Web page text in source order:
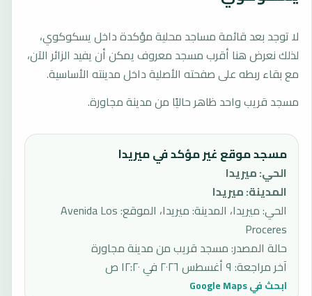
لا توجد بعد قائمة مساجد محلية مؤكدة داخل يسكوكوي،
لذلك نعرض هنا أقرب مسجد معروف يمكن أن يفيد الزائر الآن،
مع بقاء ربطه على صفحته الأصلية داخل مدينته الأساسية.
مسجد قريب واحد ظاهر حاليًا من مدينة مجاورة.
مسجد موقع غير مؤكد في ميريدا
الحي:ميريدا
المدينة:ميريدا
الحي: ميريدا، المدينة: ميريدا، الموقع: Avenida Los
Proceres
حالة المصدر:مسجد قريب من مدينة مجاورة
آخر مراجعة: ٩ أغسطس ٢٠٢٦ في ١٢:٢٠ ص
ابحث في Google Maps